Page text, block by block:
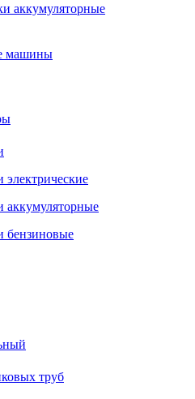
аккумуляторные
машины
электрические
аккумуляторные
бензиновые
труб